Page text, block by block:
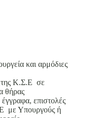
και αρμόδιες
της Κ.Σ.Ε σε
θήρας
επιστολές
με Υπουργούς ή